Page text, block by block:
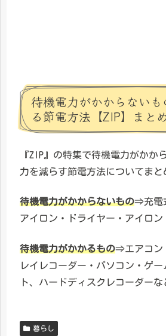
待機電力がかからないも
る節電方法【ZIP】まと
『ZIP』の特集で待機電力がかか
力を減らす節電方法についてまと
待機電力がかからないもの⇒充電
アイロン・ドライヤー・アイロン
待機電力がかかるもの⇒エアコン
レイレコーダー・パソコン・ゲ
ト、ハードディスクレコーダーな
暮らし